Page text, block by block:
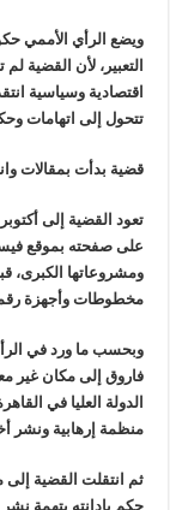
ويضع الرأي الأممي
التعبير، لأن القضية
اقتصادية وسياسية
تتحول إلى اتهامات وحكم
قضية بدأت بمقالات
على صفحته بموقع
ومشروعاتها الكبرى،
مخطوطات وأجهزة
وبحسب ما ورد في
فاروق إلى مكان غير
الدولة العليا في
منظمة إرهابية ونشر